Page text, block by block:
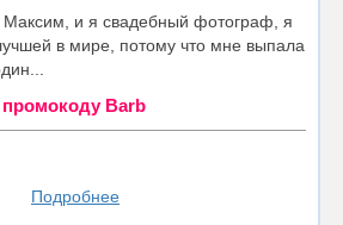
Максим, и я свадебный фотограф, я
в мире, потому что мне выпала
промокоду Barb
Подробнее